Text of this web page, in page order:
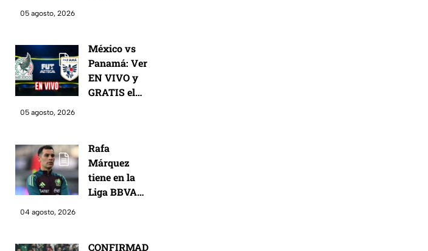
con una
nueva frase
tras ganar el
oro
05 agosto, 2026
México vs
Panamá: Ver
EN VIVO y
GRATIS el
HOY
miércoles 5
de agosto,
partido de
05 agosto, 2026
Rafa
Márquez
tiene en la
Liga BBVA
04 agosto, 2026
CONFIRMAD